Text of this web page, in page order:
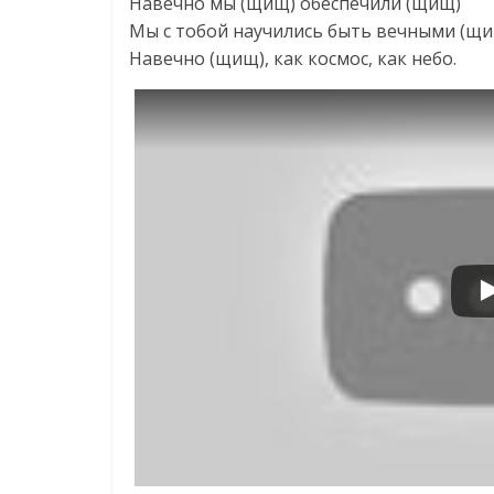
Мы с тобой научились быть вечными
Навечно (щищ), как космос, как небо.